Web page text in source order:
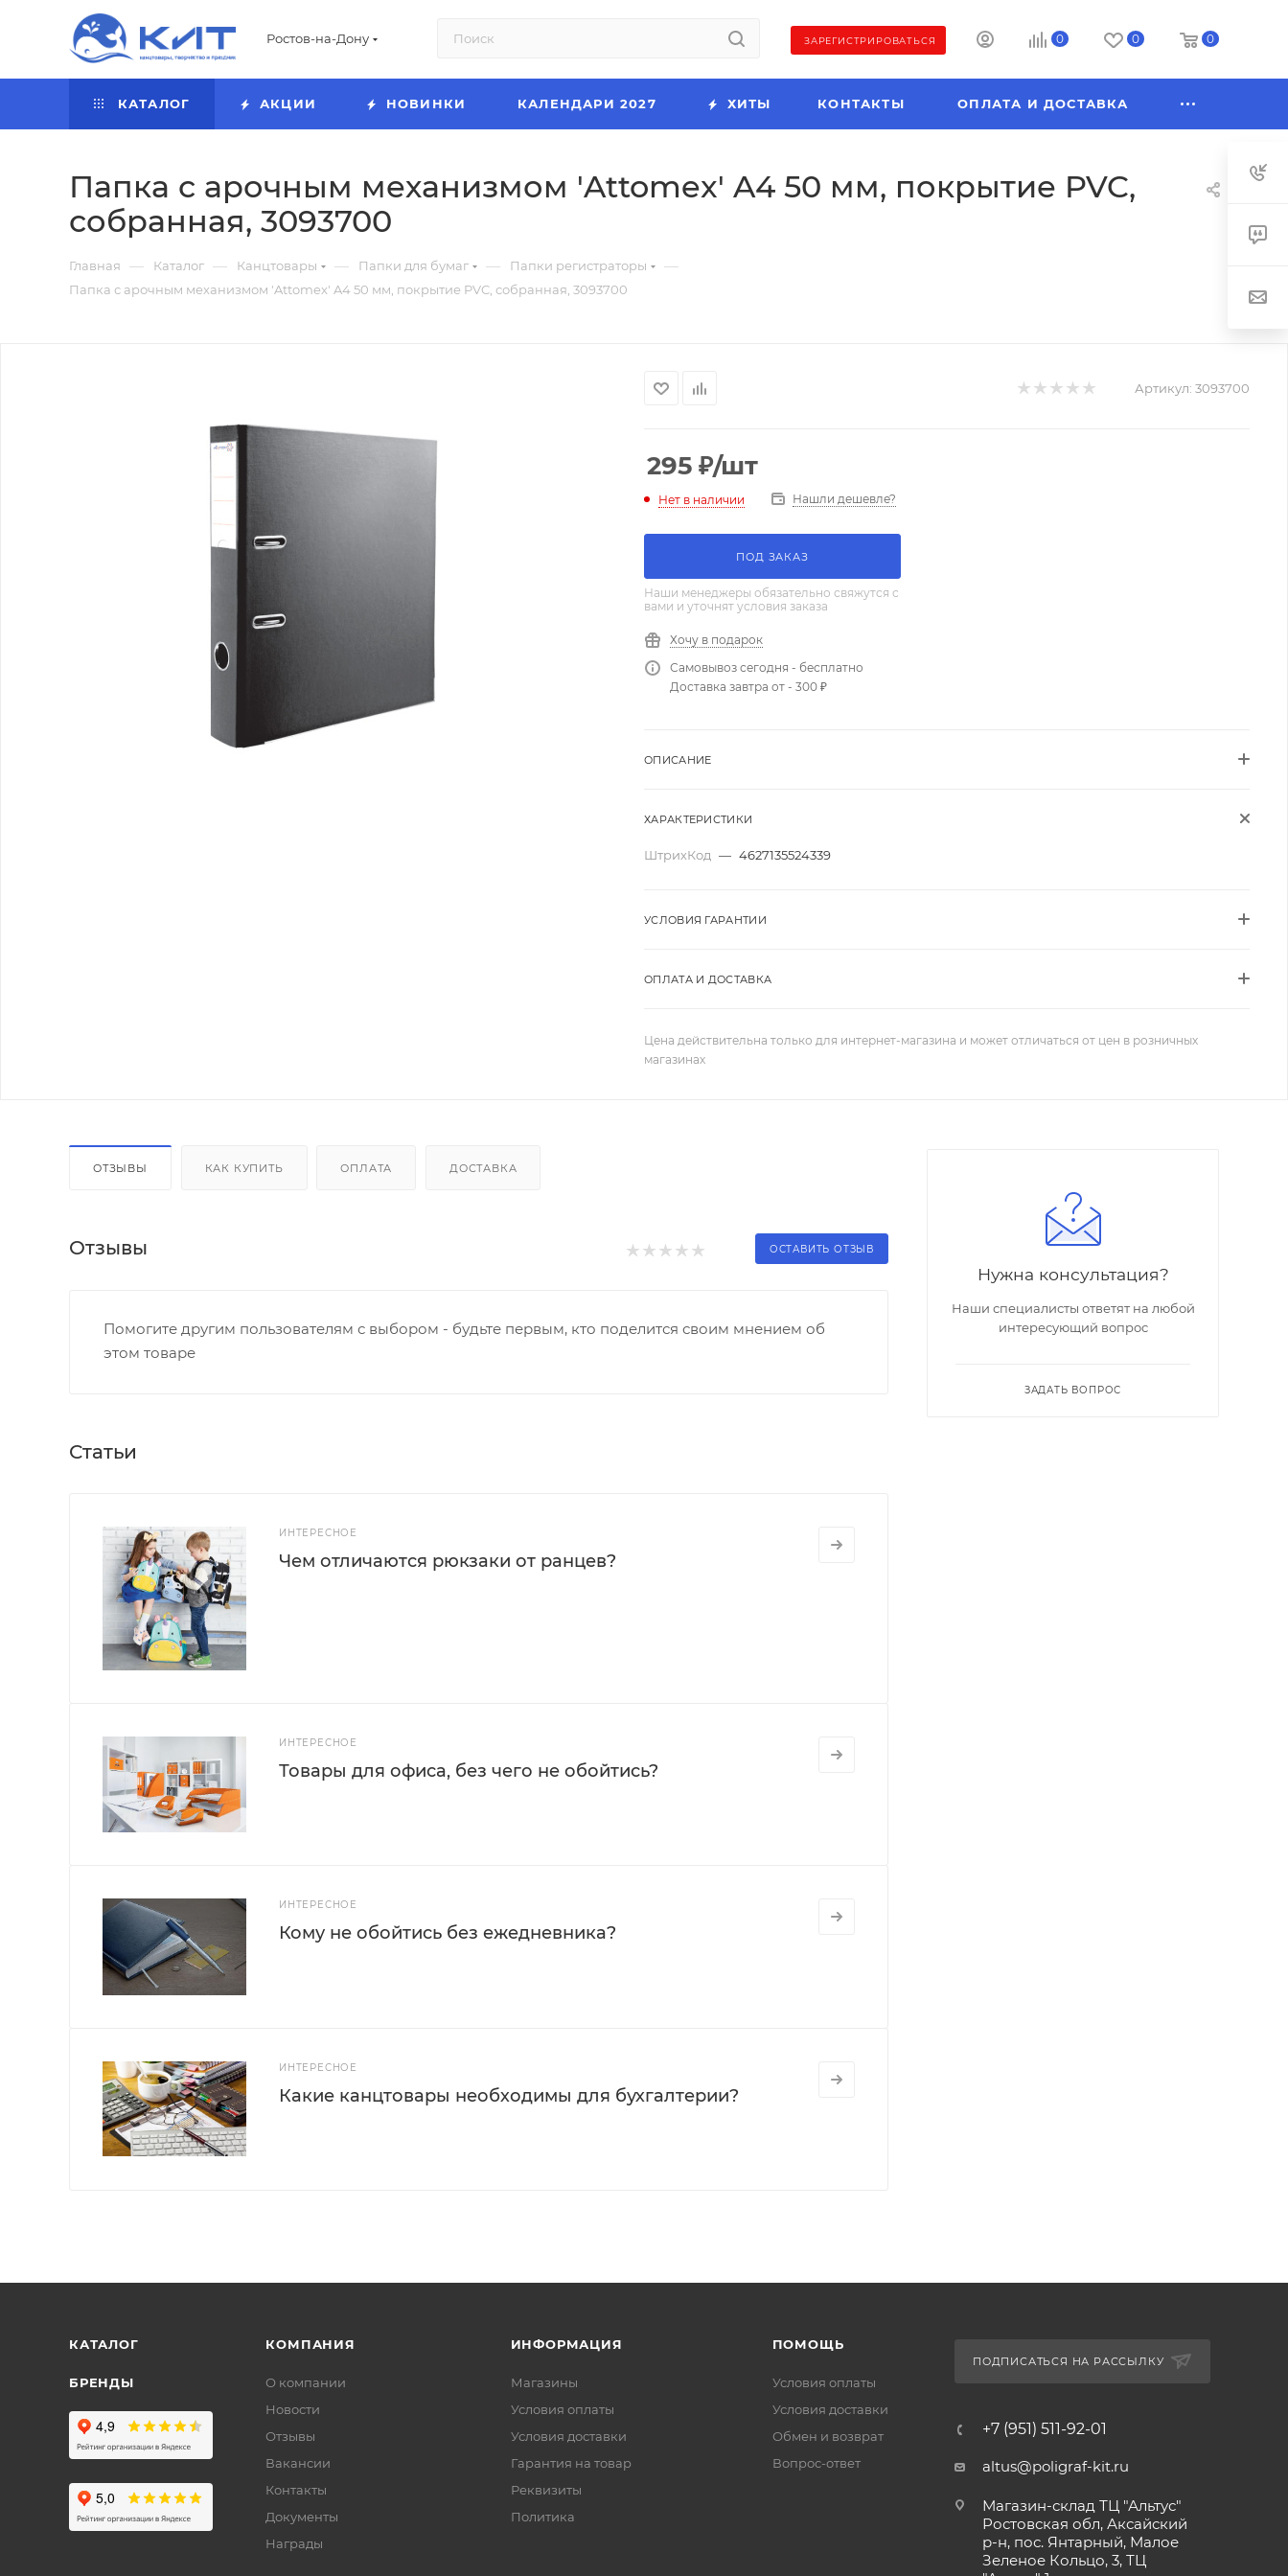
Ростов-на-Дону ЗАРЕГИСТРИРОВАТЬСЯ 0 0 0
КАТАЛОГ АКЦИИ НОВИНКИ КАЛЕНДАРИ 2027 ХИТЫ КОНТАКТЫ ОПЛАТА И ДОСТАВКА
Папка с арочным механизмом 'Attomex' A4 50 мм, покрытие PVC,
собранная, 3093700
Главная — Каталог — Канцтовары — Папки для бумаг — Папки регистраторы —
Папка с арочным механизмом 'Attomex' A4 50 мм, покрытие PVC, собранная, 3093700
Артикул: 3093700
295 ₽/шт
Нет в наличии Нашли дешевле?
ПОД ЗАКАЗ
Наши менеджеры обязательно свяжутся с
вами и уточнят условия заказа
Хочу в подарок
Самовывоз сегодня - бесплатно
Доставка завтра от - 300 ₽
ОПИСАНИЕ
ХАРАКТЕРИСТИКИ
ШтрихКод — 4627135524339
УСЛОВИЯ ГАРАНТИИ
ОПЛАТА И ДОСТАВКА
Цена действительна только для интернет-магазина и может отличаться от цен в розничных
магазинах
ОТЗЫВЫ КАК КУПИТЬ ОПЛАТА ДОСТАВКА
Отзывы ОСТАВИТЬ ОТЗЫВ
Помогите другим пользователям с выбором - будьте первым, кто поделится своим мнением об
этом товаре
Статьи
ИНТЕРЕСНОЕ
Чем отличаются рюкзаки от ранцев?
ИНТЕРЕСНОЕ
Товары для офиса, без чего не обойтись?
ИНТЕРЕСНОЕ
Кому не обойтись без ежедневника?
ИНТЕРЕСНОЕ
Какие канцтовары необходимы для бухгалтерии?
Нужна консультация?
Наши специалисты ответят на любой
интересующий вопрос
ЗАДАТЬ ВОПРОС
КАТАЛОГ
БРЕНДЫ
КОМПАНИЯ
О компании
Новости
Отзывы
Вакансии
Контакты
Документы
Награды
ИНФОРМАЦИЯ
Магазины
Условия оплаты
Условия доставки
Гарантия на товар
Реквизиты
Политика
ПОМОЩЬ
Условия оплаты
Условия доставки
Обмен и возврат
Вопрос-ответ
ПОДПИСАТЬСЯ НА РАССЫЛКУ
+7 (951) 511-92-01
altus@poligraf-kit.ru
Магазин-склад ТЦ "Альтус"
Ростовская обл, Аксайский
р-н, пос. Янтарный, Малое
Зеленое Кольцо, 3, ТЦ